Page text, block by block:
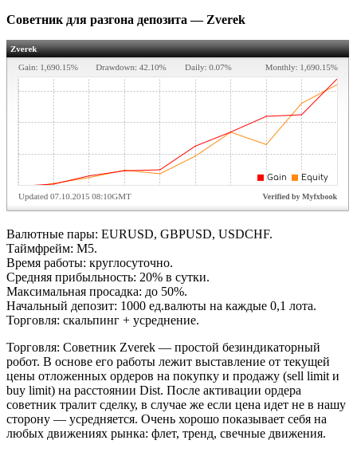
Советник для разгона депозита — Zverek
Валютные пары: EURUSD, GBPUSD, USDCHF.
Таймфрейм: M5.
Время работы: круглосуточно.
Средняя прибыльность: 20% в сутки.
Максимальная просадка: до 50%.
Начальный депозит: 1000 ед.валюты на каждые 0,1 лота.
Торговля: скальпинг + усреднение.
Торговля: Советник Zverek — простой безиндикаторный
робот. В основе его работы лежит выставление от текущей
цены отложенных ордеров на покупку и продажу (sell limit и
buy limit) на расстоянии Dist. После активации ордера
советник тралит сделку, в случае же если цена идет не в нашу
сторону — усредняется. Очень хорошо показывает себя на
любых движениях рынка: флет, тренд, свечные движения.